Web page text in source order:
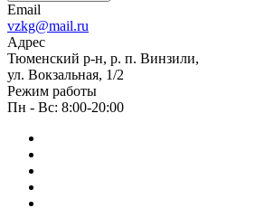
Email
vzkg@mail.ru
Адрес
Тюменский р-н, р. п. Винзили,
ул. Вокзальная, 1/2
Режим работы
Пн - Вс: 8:00-20:00